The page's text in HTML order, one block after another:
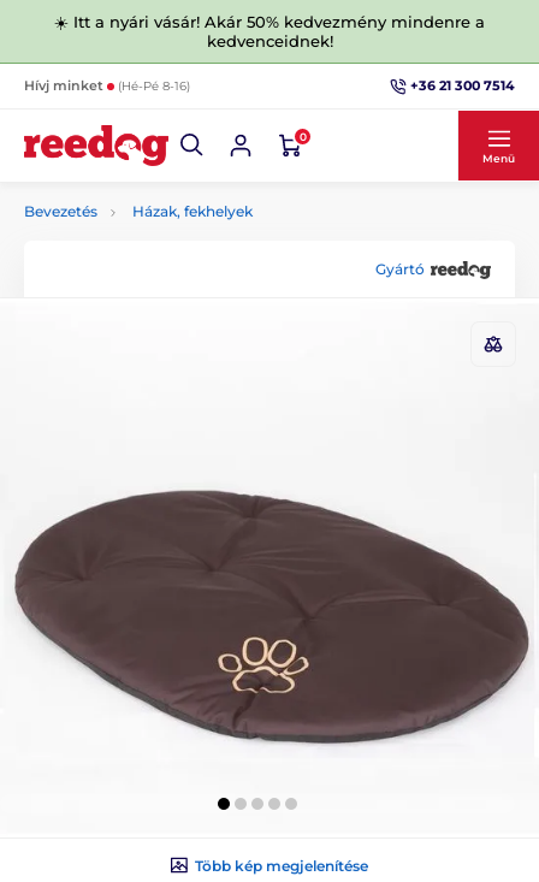
☀️ Itt a nyári vásár! Akár 50% kedvezmény mindenre a
kedvenceidnek!
Hívj minket (Hé-Pé 8-16) +36 21 300 7514
0
Menü
Bevezetés Házak, fekhelyek
Gyártó
Több kép megjelenítése